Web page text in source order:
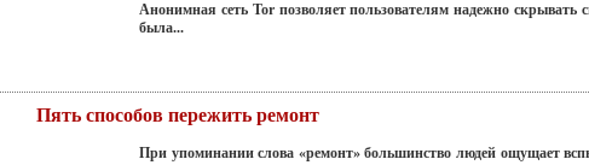
Анонимная сеть Tor позволяет пользователям надежно
была...
Пять способов пережить ремонт
При упоминании слова «ремонт» большинство людей ощущает